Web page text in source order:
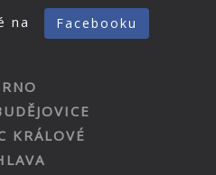
na Facebooku
KRÁLOVÉ